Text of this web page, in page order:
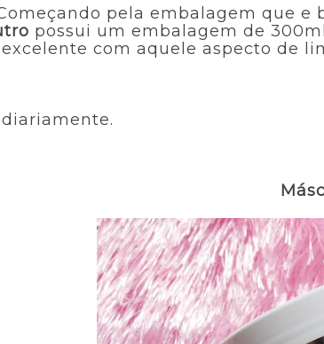
pela embalagem que e
possui um embalagem de
com aquele aspecto de